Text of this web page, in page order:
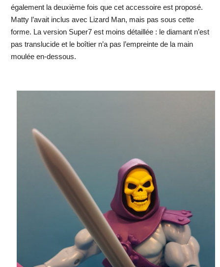
également la deuxième fois que cet accessoire est proposé.
Matty l’avait inclus avec Lizard Man, mais pas sous cette
forme. La version Super7 est moins détaillée : le diamant n’est
pas translucide et le boîtier n’a pas l’empreinte de la main
moulée en-dessous.